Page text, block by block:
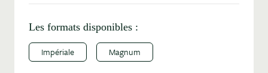
Les formats disponibles :
Impériale Magnum